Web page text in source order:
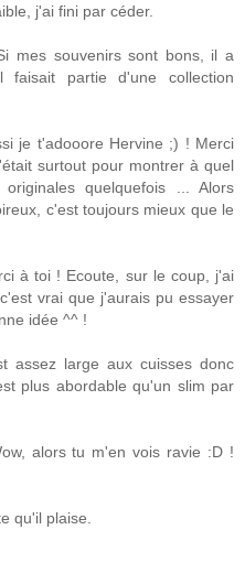
j'ai fini par céder.
mes souvenirs sont bons, il a
partie d'une collection
je t'adooore Hervine ;) ! Merci
surtout pour montrer à quel
quelquefois ... Alors
c'est toujours mieux que le
à toi ! Ecoute, sur le coup, j'ai
vrai que j'aurais pu essayer
idée ^^ !
assez large aux cuisses donc
plus abordable qu'un slim par
alors tu m'en vois ravie :D !
qu'il plaise.